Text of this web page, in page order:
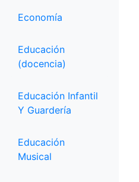
Economía
Educación
(docencia)
Educación Infantil
Y Guardería
Educación
Musical